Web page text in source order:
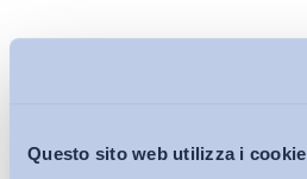
Questo sito web utilizza i cookie